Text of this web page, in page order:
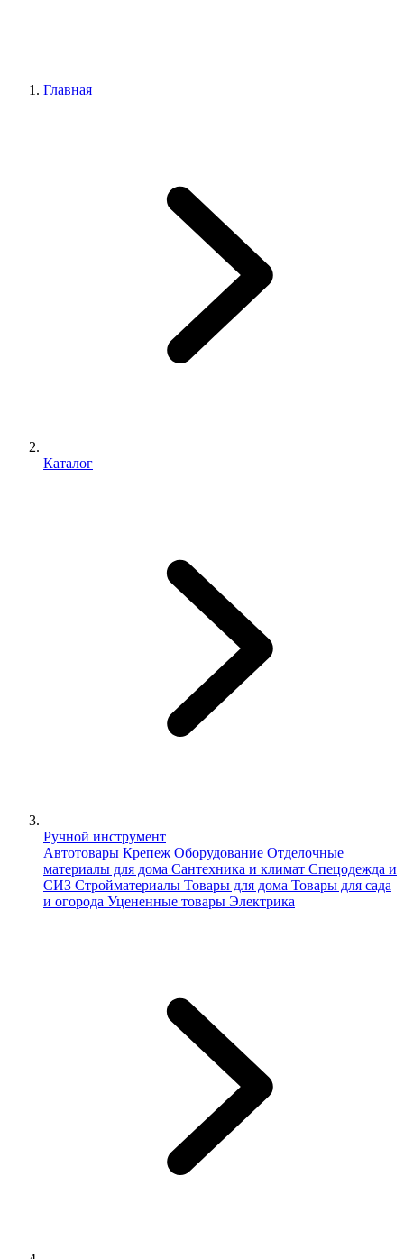
Главная
Каталог
Ручной инструмент
Автотовары Крепеж Оборудование Отделочные
материалы для дома Сантехника и климат Спецодежда и
СИЗ Стройматериалы Товары для дома Товары для сада
и огорода Уцененные товары Электрика